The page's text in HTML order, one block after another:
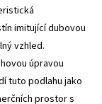
imitující dubovou
vzhled.
úpravou
tuto podlahu jako
prostor s